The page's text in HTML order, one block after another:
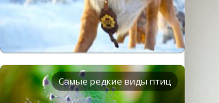
Самые редкие виды птиц